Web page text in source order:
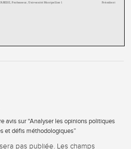
avis sur “Analyser les opinions politiques
et défis méthodologiques”
pas publiée. Les champs